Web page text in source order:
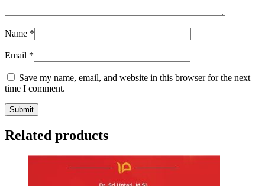
Name *
Email *
Save my name, email, and website in this browser for the next
time I comment.
Related products